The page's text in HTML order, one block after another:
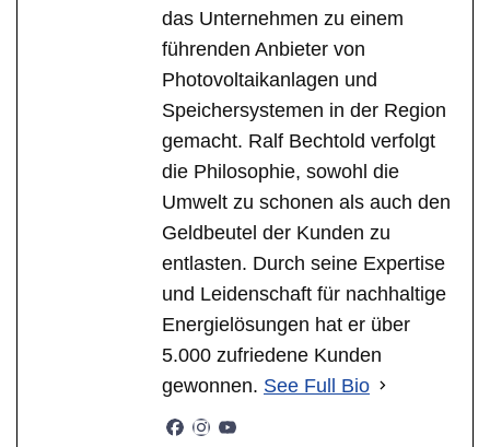
das Unternehmen zu einem
führenden Anbieter von
Photovoltaikanlagen und
Speichersystemen in der Region
gemacht. Ralf Bechtold verfolgt
die Philosophie, sowohl die
Umwelt zu schonen als auch den
Geldbeutel der Kunden zu
entlasten. Durch seine Expertise
und Leidenschaft für nachhaltige
Energielösungen hat er über
5.000 zufriedene Kunden
gewonnen. See Full Bio